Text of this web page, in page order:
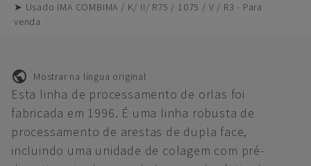
➤ Usado IMA COMBIMA / K/ II/ R75 / 1075 / V / R3 - Para
venda
Mostrar na língua original
Esta linha de processamento de orlas foi
fabricada em 1996. É uma linha robusta de
processamento de arestas de dupla face,
incluindo uma unidade de colagem com pré-